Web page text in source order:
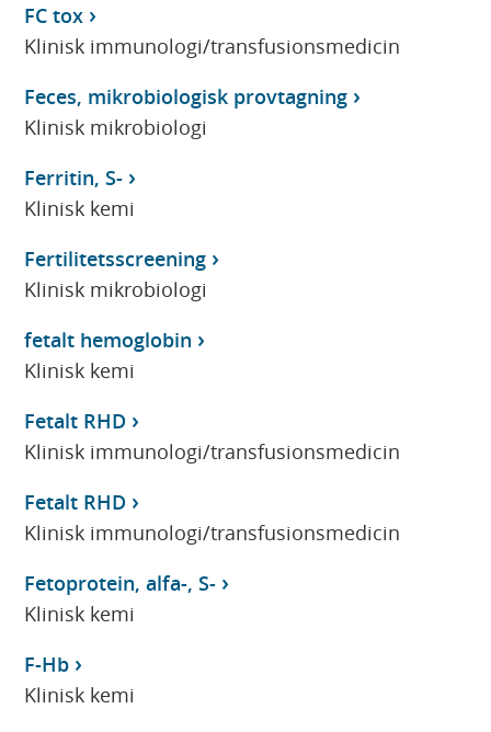
FC tox
Klinisk immunologi/transfusionsmedicin
Feces, mikrobiologisk provtagning
Klinisk mikrobiologi
Ferritin, S-
Klinisk kemi
Fertilitetsscreening
Klinisk mikrobiologi
fetalt hemoglobin
Klinisk kemi
Fetalt RHD
Klinisk immunologi/transfusionsmedicin
Fetalt RHD
Klinisk immunologi/transfusionsmedicin
Fetoprotein, alfa-, S-
Klinisk kemi
F-Hb
Klinisk kemi